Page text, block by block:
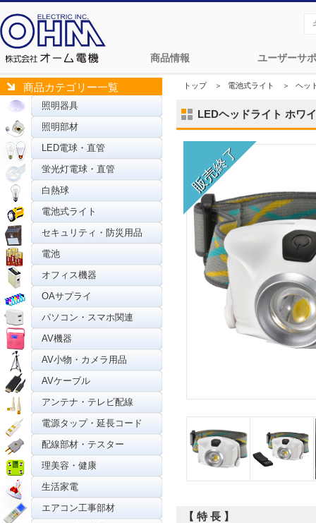
商品情報 ユーザーサ
商品カテゴリー一覧
照明器具
照明部材
LED電球・直管
蛍光灯電球・直管
白熱球
電池式ライト
セキュリティ・防災用品
電池
オフィス機器
OAサプライ
パソコン・スマホ関連
AV機器
AV小物・カメラ用品
AVケーブル
アンテナ・テレビ配線
電源タップ・延長コード
配線部材・テスター
理美容・健康
生活家電
エアコン工事部材
トップ＞ 電池式ライト ＞ ヘッ
LEDヘッドライト ホワ
【 特 長 】